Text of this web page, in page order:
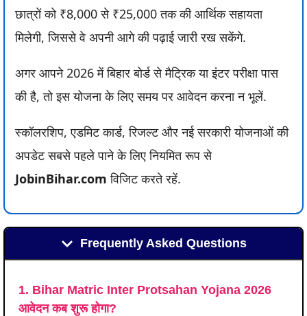
छात्रों को ₹8,000 से ₹25,000 तक की आर्थिक सहायता
मिलेगी, जिससे वे अपनी आगे की पढ़ाई जारी रख सकेंगे.
अगर आपने 2026 में बिहार बोर्ड से मैट्रिक या इंटर परीक्षा पास
की है, तो इस योजना के लिए समय पर आवेदन करना न भूलें.
स्कॉलरशिप, एडमिट कार्ड, रिजल्ट और नई सरकारी योजनाओं की
अपडेट सबसे पहले पाने के लिए नियमित रूप से
JobinBihar.com विजिट करते रहें.
Frequently Asked Questions
1. Bihar Matric Inter Protsahan Yojana 2026
आवेदन कब शुरू होगा?